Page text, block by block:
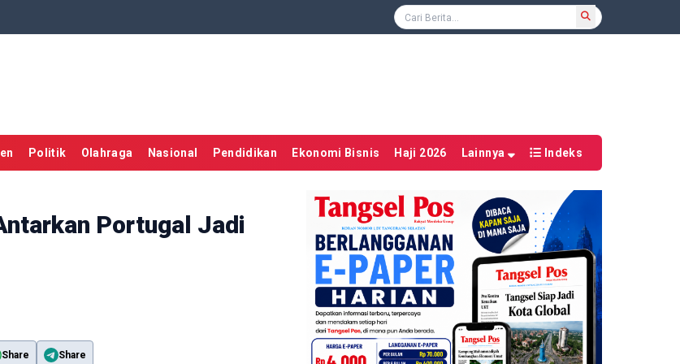
Politik Olahraga Nasional Pendidikan Ekonomi Bisnis Haji 2026 Lainnya Indeks
Portugal Jadi
Share Share